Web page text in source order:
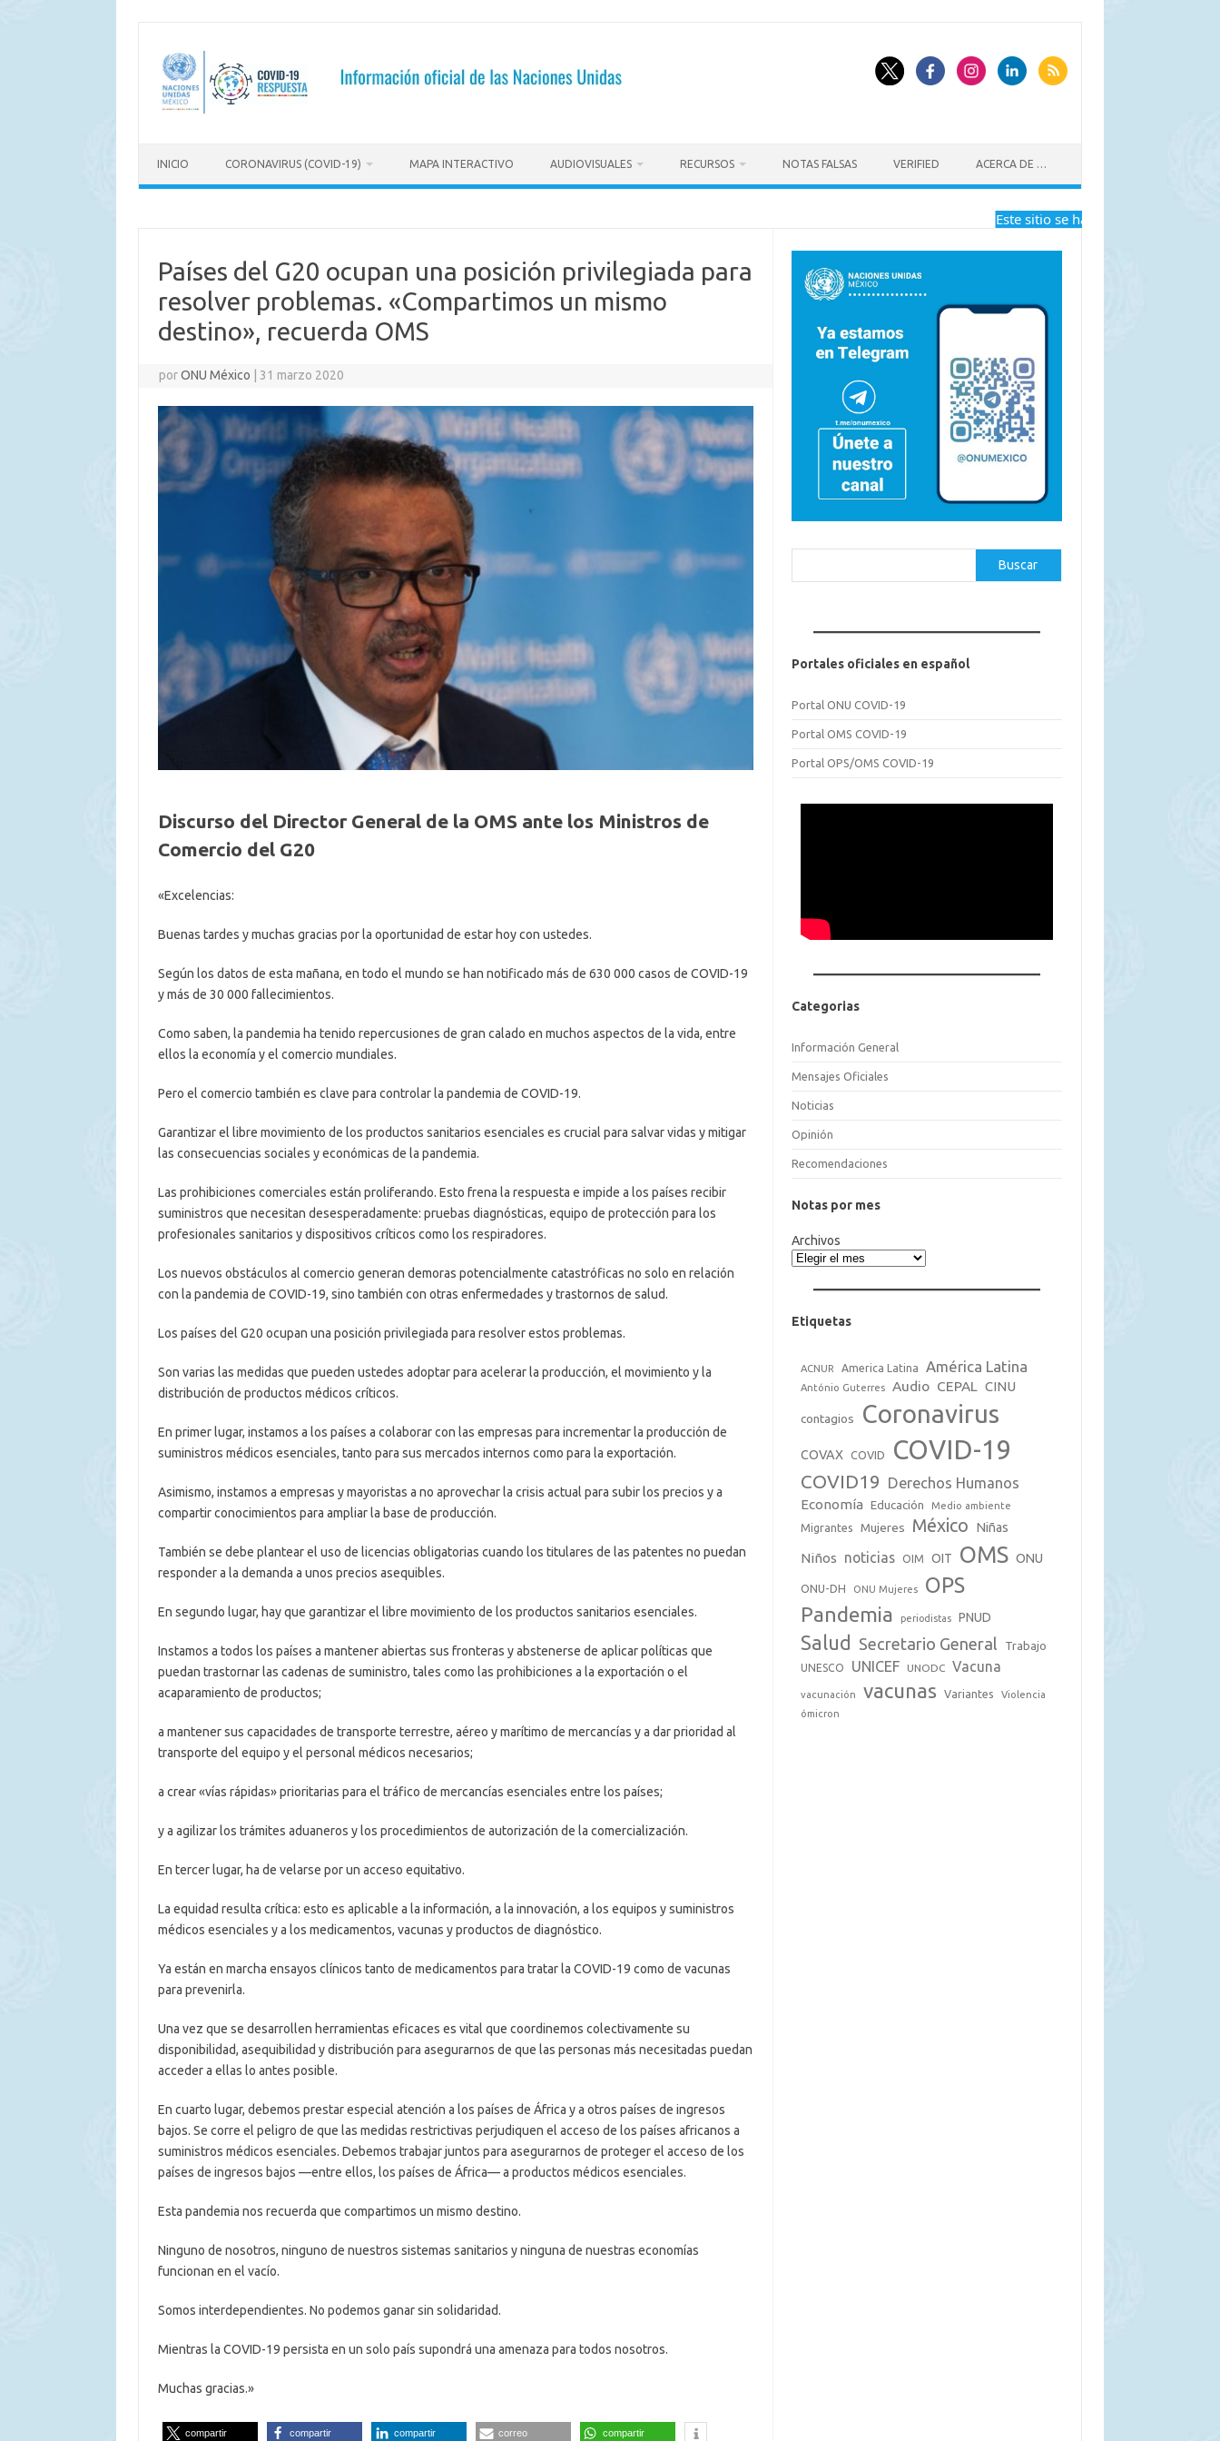
contenido
INICIO CORONAVIRUS (COVID-19) MAPA INTERACTIVO AUDIOVISUALES RECURSOS NOTAS FALSAS VERIFIED ACERCA DE …
Este sitio se ha dejado de actualizar a
Países del G20 ocupan una posición privilegiada para
resolver problemas. «Compartimos un mismo
destino», recuerda OMS
porONU México 31 marzo 2020
Discurso del Director General de la OMS ante los Ministros de
Comercio del G20
«Excelencias:
Buenas tardes y muchas gracias por la oportunidad de estar hoy con ustedes.
Según los datos de esta mañana, en todo el mundo se han notificado más de 630 000 casos de COVID-19
y más de 30 000 fallecimientos.
Como saben, la pandemia ha tenido repercusiones de gran calado en muchos aspectos de la vida, entre
ellos la economía y el comercio mundiales.
Pero el comercio también es clave para controlar la pandemia de COVID-19.
Garantizar el libre movimiento de los productos sanitarios esenciales es crucial para salvar vidas y mitigar
las consecuencias sociales y económicas de la pandemia.
Las prohibiciones comerciales están proliferando. Esto frena la respuesta e impide a los países recibir
suministros que necesitan desesperadamente: pruebas diagnósticas, equipo de protección para los
profesionales sanitarios y dispositivos críticos como los respiradores.
Los nuevos obstáculos al comercio generan demoras potencialmente catastróficas no solo en relación
con la pandemia de COVID-19, sino también con otras enfermedades y trastornos de salud.
Los países del G20 ocupan una posición privilegiada para resolver estos problemas.
Son varias las medidas que pueden ustedes adoptar para acelerar la producción, el movimiento y la
distribución de productos médicos críticos.
En primer lugar, instamos a los países a colaborar con las empresas para incrementar la producción de
suministros médicos esenciales, tanto para sus mercados internos como para la exportación.
Asimismo, instamos a empresas y mayoristas a no aprovechar la crisis actual para subir los precios y a
compartir conocimientos para ampliar la base de producción.
También se debe plantear el uso de licencias obligatorias cuando los titulares de las patentes no puedan
responder a la demanda a unos precios asequibles.
En segundo lugar, hay que garantizar el libre movimiento de los productos sanitarios esenciales.
Instamos a todos los países a mantener abiertas sus fronteras y abstenerse de aplicar políticas que
puedan trastornar las cadenas de suministro, tales como las prohibiciones a la exportación o el
acaparamiento de productos;
a mantener sus capacidades de transporte terrestre, aéreo y marítimo de mercancías y a dar prioridad al
transporte del equipo y el personal médicos necesarios;
a crear «vías rápidas» prioritarias para el tráfico de mercancías esenciales entre los países;
y a agilizar los trámites aduaneros y los procedimientos de autorización de la comercialización.
En tercer lugar, ha de velarse por un acceso equitativo.
La equidad resulta crítica: esto es aplicable a la información, a la innovación, a los equipos y suministros
médicos esenciales y a los medicamentos, vacunas y productos de diagnóstico.
Ya están en marcha ensayos clínicos tanto de medicamentos para tratar la COVID-19 como de vacunas
para prevenirla.
Una vez que se desarrollen herramientas eficaces es vital que coordinemos colectivamente su
disponibilidad, asequibilidad y distribución para asegurarnos de que las personas más necesitadas puedan
acceder a ellas lo antes posible.
En cuarto lugar, debemos prestar especial atención a los países de África y a otros países de ingresos
bajos. Se corre el peligro de que las medidas restrictivas perjudiquen el acceso de los países africanos a
suministros médicos esenciales. Debemos trabajar juntos para asegurarnos de proteger el acceso de los
países de ingresos bajos —entre ellos, los países de África— a productos médicos esenciales.
Esta pandemia nos recuerda que compartimos un mismo destino.
Ninguno de nosotros, ninguno de nuestros sistemas sanitarios y ninguna de nuestras economías
funcionan en el vacío.
Somos interdependientes. No podemos ganar sin solidaridad.
Mientras la COVID-19 persista en un solo país supondrá una amenaza para todos nosotros.
Muchas gracias.»
compartir compartir compartir correo compartir
Buscar
Portales oficiales en español
Portal ONU COVID-19
Portal OMS COVID-19
Portal OPS/OMS COVID-19
Categorias
Información General
Mensajes Oficiales
Noticias
Opinión
Recomendaciones
Notas por mes
Archivos
Etiquetas
ACNUR America Latina América Latina
António Guterres Audio CEPAL CINU
contagios Coronavirus
COVAX COVID COVID-19
COVID19 Derechos Humanos
Economía Educación Medio ambiente
Migrantes Mujeres México Niñas
Niños noticias OIM OIT OMS ONU
ONU-DH ONU Mujeres OPS
Pandemia periodistas PNUD
Salud Secretario General Trabajo
UNESCO UNICEF UNODC Vacuna
vacunación vacunas Variantes
Violencia
ómicron